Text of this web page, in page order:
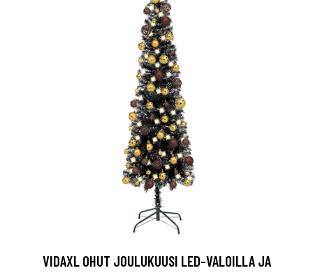
VIDAXL OHUT JOULUKUUSI LED-VALOILLA JA